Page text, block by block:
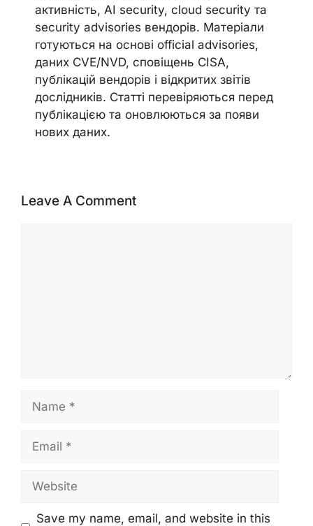
активність, AI security, cloud security та
security advisories вендорів. Матеріали
готуються на основі official advisories,
даних CVE/NVD, сповіщень CISA,
публікацій вендорів і відкритих звітів
дослідників. Статті перевіряються перед
публікацією та оновлюються за появи
нових даних.
Leave A Comment
Name
Email
Website
Save my name, email, and website in this